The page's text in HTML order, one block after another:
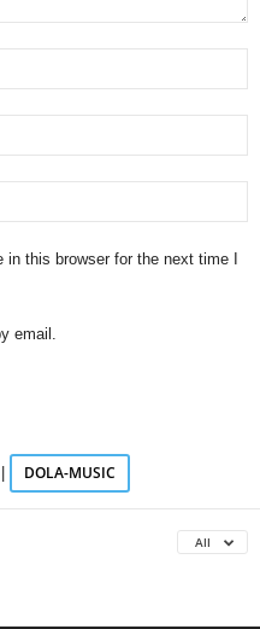
this browser for the next time I
email.
DOLA-MUSIC
All